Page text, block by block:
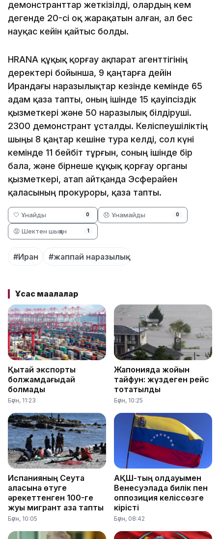
демонстранттар жеткізілді, олардың кем
дегенде 20-сі оқ жарақатын алған, ал бес
науқас кейін қайтыс болды.
HRANA құқық қорғау ақпарат агенттігінің
деректері бойынша, 9 қаңтарға дейін
Ирандағы наразылықтар кезінде кемінде 65
адам қаза тапты, оның ішінде 15 қауіпсіздік
қызметкері және 50 наразылық білдіруші.
2300 демонстрант ұсталды. Келіспеушіліктің
шыңы 8 қаңтар кешіне тура келді, сол күні
кемінде 11 бейбіт тұрғын, соның ішінде бір
бала, және бірнеше құқық қорғау органы
қызметкері, атап айтқанда Эсферайен
қаласының прокуроры, қаза тапты.
🤍 Ұнайды 0 😞 Ұнамайды 0
😡 Шектен шыққан 1
#Иран #жаппай наразылық
Ұқсас мақалалар
Қытай экспорты
болжамдағыдай
болмады
Бүгін, 11:23
Жапонияда жойқын
тайфун: жүздеген рейс
тоқтатылды
Бүгін, 10:25
Испанияның Сеута
қаласына өтуге
әрекеттенген 100-ге
жуық мигрант қаза тапты
Бүгін, 10:05
АҚШ-тың қолдауымен
Венесуэлада билік пен
оппозиция келіссөзге
кірісті
Бүгін, 08:42